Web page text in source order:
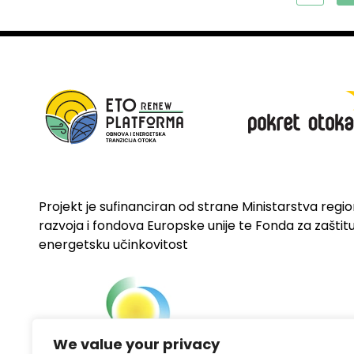
We value your privacy
Projekt je sufinanciran od strane Ministarstva
razvoja i fondova Europske unije te Fonda za
energetsku učinkovitost